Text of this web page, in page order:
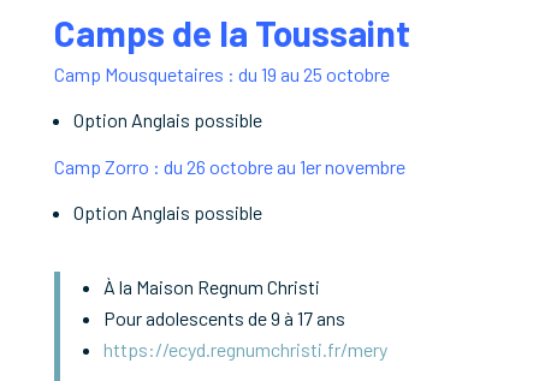
Camps de la Toussaint
Camp Mousquetaires : du 19 au 25 octobre
Option Anglais possible
Camp Zorro : du 26 octobre au 1er novembre
Option Anglais possible
À la Maison Regnum Christi
Pour adolescents de 9 à 17 ans
https://ecyd.regnumchristi.fr/mery